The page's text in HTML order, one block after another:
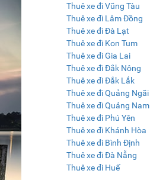
Thuê xe đi Vũng Tàu
Thuê xe đi Lâm Đồng
Thuê xe đi Đà Lạt
Thuê xe đi Kon Tum
Thuê xe đi Gia Lai
Thuê xe đi Đắk Nông
Thuê xe đi Đắk Lắk
Thuê xe đi Quảng Ngãi
Thuê xe đi Quảng Nam
Thuê xe đi Phú Yên
Thuê xe đi Khánh Hòa
Thuê xe đi Bình Định
Thuê xe đi Đà Nẵng
Thuê xe đi Huế